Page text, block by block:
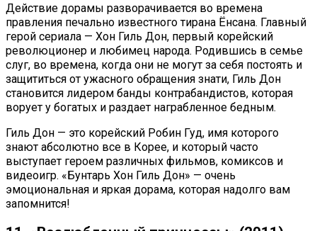
Действие дорамы разворачивается во времена
правления печально известного тирана Ёнсана. Главный
герой сериала — Хон Гиль Дон, первый корейский
революционер и любимец народа. Родившись в семье
слуг, во времена, когда они не могут за себя постоять и
защититься от ужасного обращения знати, Гиль Дон
становится лидером банды контрабандистов, которая
ворует у богатых и раздает награбленное бедным.
Гиль Дон — это корейский Робин Гуд, имя которого
знают абсолютно все в Корее, и который часто
выступает героем различных фильмов, комиксов и
видеоигр. «Бунтарь Хон Гиль Дон» — очень
эмоциональная и яркая дорама, которая надолго вам
запомнится!